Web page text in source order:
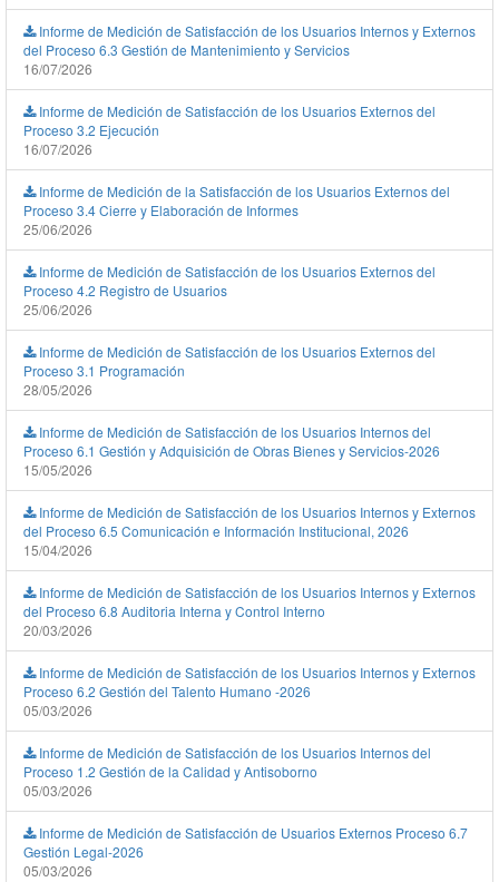
Informe de Medición de Satisfacción de los Usuarios Internos y Externos
del Proceso 6.3 Gestión de Mantenimiento y Servicios
16/07/2026
Informe de Medición de Satisfacción de los Usuarios Externos del
Proceso 3.2 Ejecución
16/07/2026
Informe de Medición de la Satisfacción de los Usuarios Externos del
Proceso 3.4 Cierre y Elaboración de Informes
25/06/2026
Informe de Medición de Satisfacción de los Usuarios Externos del
Proceso 4.2 Registro de Usuarios
25/06/2026
Informe de Medición de Satisfacción de los Usuarios Externos del
Proceso 3.1 Programación
28/05/2026
Informe de Medición de Satisfacción de los Usuarios Internos del
Proceso 6.1 Gestión y Adquisición de Obras Bienes y Servicios-2026
15/05/2026
Informe de Medición de Satisfacción de los Usuarios Internos y Externos
del Proceso 6.5 Comunicación e Información Institucional, 2026
15/04/2026
Informe de Medición de Satisfacción de los Usuarios Internos y Externos
del Proceso 6.8 Auditoria Interna y Control Interno
20/03/2026
Informe de Medición de Satisfacción de los Usuarios Internos y Externos
Proceso 6.2 Gestión del Talento Humano -2026
05/03/2026
Informe de Medición de Satisfacción de los Usuarios Internos del
Proceso 1.2 Gestión de la Calidad y Antisoborno
05/03/2026
Informe de Medición de Satisfacción de Usuarios Externos Proceso 6.7
Gestión Legal-2026
05/03/2026